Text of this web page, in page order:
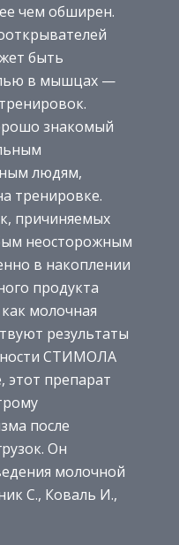
чем обширен.
быть
в мышцах —
знакомый
людям,
тренировке.
причиняемых
неосторожным
в накоплении
продукта
молочная
результаты
СТИМОЛА
этот препарат
после
Он
молочной
С., Коваль И.,